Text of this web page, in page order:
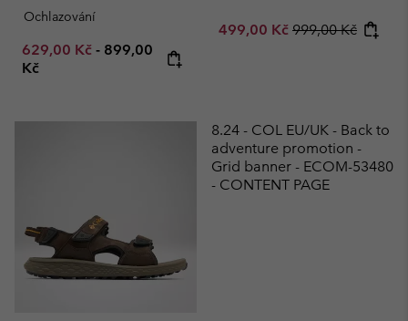
Ochlazování
Minimum sale price:
629,00 Kč - Maximum price:
899,00
Kč
Sale price:
499,00 Kč Regular price:
999,00 Kč
8.24 - COL EU/UK - Back to
adventure promotion -
Grid banner - ECOM-53480
- CONTENT PAGE